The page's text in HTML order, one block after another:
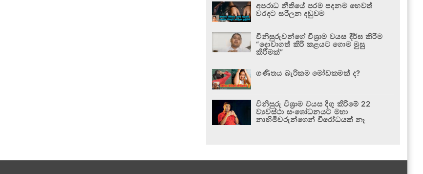
අපරාධ නීතියේ පරම පදනම හෙවත්
වරදට සරිලන දඬුවම
විනිසුරුවන්ගේ විශ්‍රාම වයස දීර්ඝ කිරීම
“දොවාගත් කිරි කළයට ගොම මුසු
කිරීමක්”
ගණිතය බැරිකම මෝඩකමක් ද?
විනිසුරු විශ්‍රාම වයස දිගු කිරීමේ 22
ව්‍යවස්ථා සංශෝධනයට මහා
නාහිමිවරුන්ගෙන් විරෝධයක් නෑ